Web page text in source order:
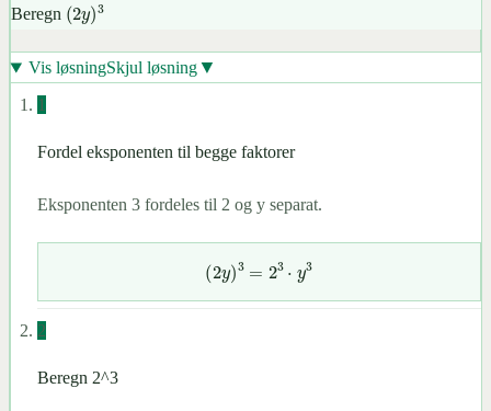
Beregn (2y)3
Vis løsningSkjul løsning▼
1
Fordel eksponenten til begge faktorer
Eksponenten 3 fordeles til 2 og y separat.
(2y)3=23⋅y3
2
Beregn 2^3